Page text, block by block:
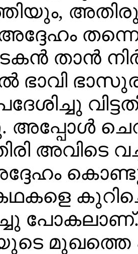
തന്നെ
താന്‍
ഭാവി
അവിടെ
പോകലാണ്.
മുഖത്തെ